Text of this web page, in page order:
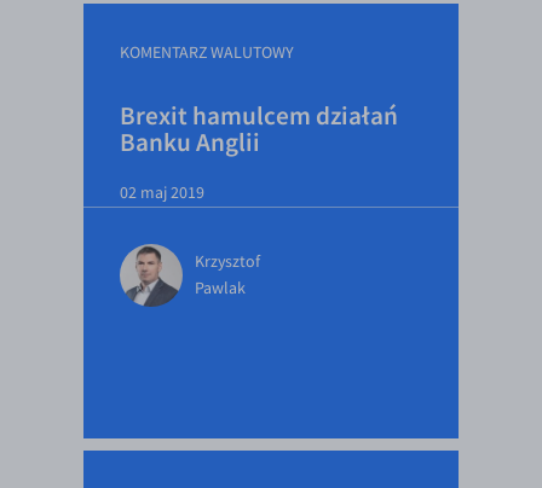
KOMENTARZ WALUTOWY
Brexit hamulcem działań
Banku Anglii
02 maj 2019
Krzysztof
Pawlak